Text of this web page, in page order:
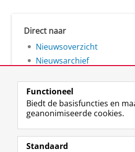
Direct naar
Nieuwsoverzicht
Nieuwsarchief
Volg de RUG
F
a
L
i
Functioneel
Biedt de basisfuncties en
geanonimiseerde cookies.
Standaard